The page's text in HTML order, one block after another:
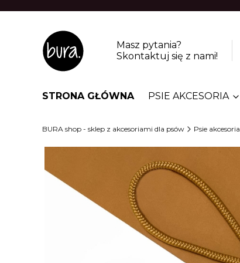
Masz pytania?
Skontaktuj się z nami!
STRONA GŁÓWNA PSIE AKCESORIA
BURA shop - sklep z akcesoriami dla psów Psie akcesoria